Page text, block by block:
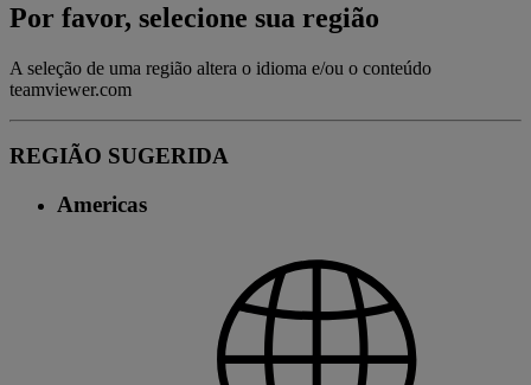
Por favor, selecione sua região
A seleção de uma região altera o idioma e/ou o conteúdo
teamviewer.com
REGIÃO SUGERIDA
Americas